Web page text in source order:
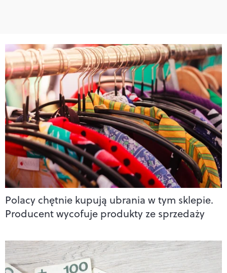
Polacy chętnie kupują ubrania w tym sklepie.
Producent wycofuje produkty ze sprzedaży